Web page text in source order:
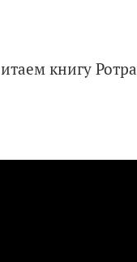
итаем книгу